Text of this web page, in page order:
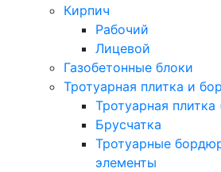
Кирпич
Рабочий
Лицевой
Газобетонные блоки
Тротуарная плитка и
Тротуарная плитка
Брусчатка
Тротуарные
элементы